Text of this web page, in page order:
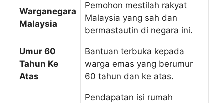
Warganegara
Malaysia
Pemohon mestilah rakyat
Malaysia yang sah dan
bermastautin di negara ini.
Umur 60
Tahun Ke
Atas
Bantuan terbuka kepada
warga emas yang berumur
60 tahun dan ke atas.
Pendapatan isi rumah